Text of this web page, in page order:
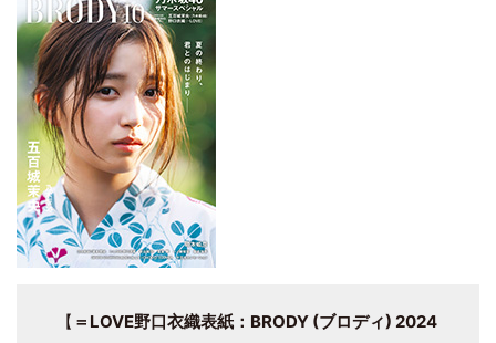
【 ＝LOVE野口衣織表紙：BRODY (ブロディ) 2024